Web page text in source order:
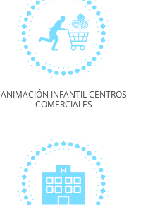
ANIMACIÓN INFANTIL CENTROS
COMERCIALES